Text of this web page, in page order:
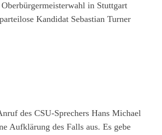
in Stuttgart
Kandidat Sebastian Turner
des CSU-Sprechers Hans Michael
Aufklärung des Falls aus. Es gebe